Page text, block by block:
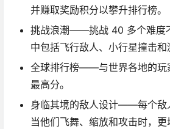
并赚取奖励积分以攀升排行榜。
挑战浪潮——挑战 40 多个难度
中包括飞行敌人、小行星撞击和
全球排行榜——与世界各地的玩
最高分。
身临其境的敌人设计——每个敌
当他们飞舞、缩放和攻击时，更